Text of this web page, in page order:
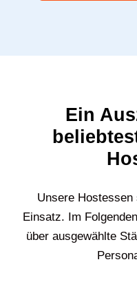
Ein
Unsere
Einsatz. Im
über ausgewählte